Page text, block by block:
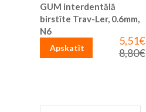
GUM interdentālā
birstīte Trav-Ler, 0.6mm,
N6
Īpaša
cena
5,51€
Parastā
cena
8,80€
Apskatīt